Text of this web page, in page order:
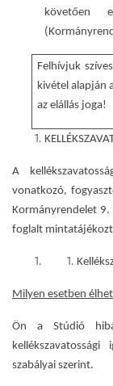
követően
Felhívjuk
kivétel alapján
az elállás joga!
A
vonatkozó,
Kormányrendelet 9.
foglalt
Milyen esetben
Ön a Stúdió
szabályai szerint.